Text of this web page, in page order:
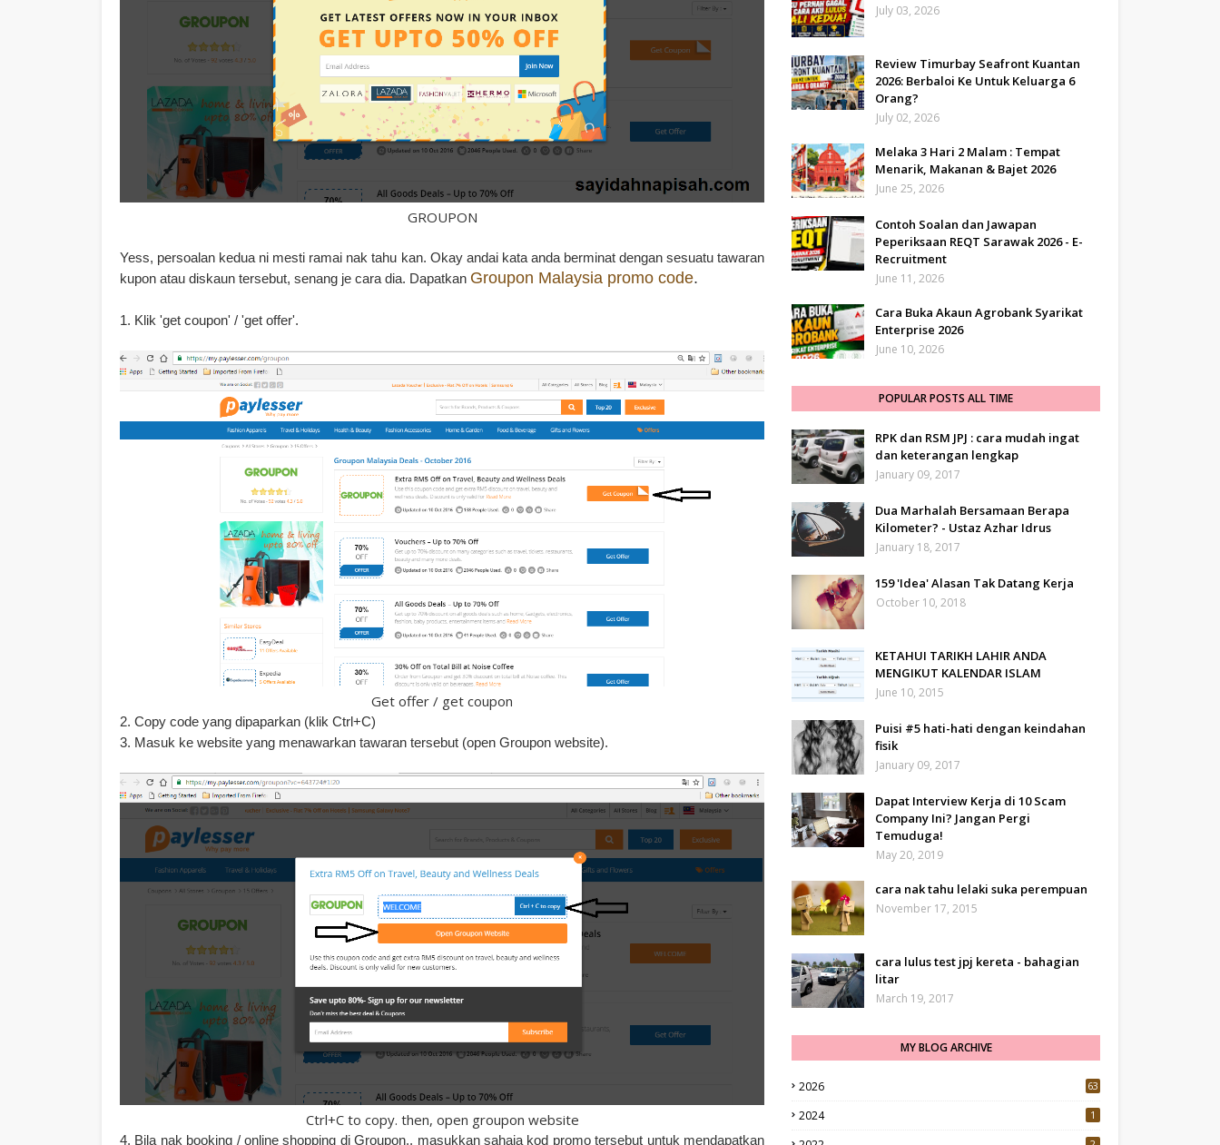
GROUPON
Yess, persoalan kedua ni mesti ramai nak tahu kan. Okay andai kata anda berminat dengan sesuatu tawaran
kupon atau diskaun tersebut, senang je cara dia. Dapatkan Groupon Malaysia promo code.
1. Klik 'get coupon' / 'get offer'.
Get offer / get coupon
2. Copy code yang dipaparkan (klik Ctrl+C)
3. Masuk ke website yang menawarkan tawaran tersebut (open Groupon website).
Ctrl+C to copy. then, open groupon website
4. Bila nak booking / online shopping di Groupon.. masukkan sahaja kod promo tersebut untuk mendapatkan
July 03, 2026
Review Timurbay Seafront Kuantan
2026: Berbaloi Ke Untuk Keluarga 6
Orang?
July 02, 2026
Melaka 3 Hari 2 Malam : Tempat
Menarik, Makanan & Bajet 2026
June 25, 2026
Contoh Soalan dan Jawapan
Peperiksaan REQT Sarawak 2026 - E-
Recruitment
June 11, 2026
Cara Buka Akaun Agrobank Syarikat
Enterprise 2026
June 10, 2026
POPULAR POSTS ALL TIME
RPK dan RSM JPJ : cara mudah ingat
dan keterangan lengkap
January 09, 2017
Dua Marhalah Bersamaan Berapa
Kilometer? - Ustaz Azhar Idrus
January 18, 2017
159 'Idea' Alasan Tak Datang Kerja
October 10, 2018
KETAHUI TARIKH LAHIR ANDA
MENGIKUT KALENDAR ISLAM
June 10, 2015
Puisi #5 hati-hati dengan keindahan
fisik
January 09, 2017
Dapat Interview Kerja di 10 Scam
Company Ini? Jangan Pergi
Temuduga!
May 20, 2019
cara nak tahu lelaki suka perempuan
November 17, 2015
cara lulus test jpj kereta - bahagian
litar
March 19, 2017
MY BLOG ARCHIVE
2026 63
2024 1